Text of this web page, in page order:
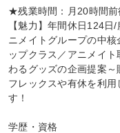
★残業時間：月20時間前
【魅力】年間休日124
ニメイトグループの中
ップクラス／アニメイ
わるグッズの企画提案～
フレックスや有休を利
す！
学歴・資格